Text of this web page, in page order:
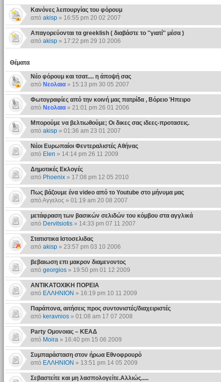
Κανόνες λειτουργίας του φόρουμ
από akisp» 16:55 pm 20 02 2007
Απαγορεύονται τα greeklish ( διαβάστε το ''γιατί'' μέσα )
από akisp» 17:22 pm 29 10 2006
Θέματα
Νέο φόρουμ και τσατ.... η άποψή σας
από Νεολαια» 15:13 pm 30 05 2007
Φωτογραφίες από την κοινή μας πατρίδα , Βόρειο Ήπειρο
από Νεολαια» 21:01 pm 26 01 2006
Μπορούμε να βελτιωθούμε; Οι δικες σας ιδεες-προτασεις.
από akisp» 01:36 am 23 01 2007
Νέοι Ευρωπαίοι Φεντεραλιστές Αθήνας
από Elen » 14:14 pm 26 11 2009
Δημοτικές Εκλογές
από Phoenix» 17:08 pm 12 05 2010
Πως βάζουμε ένα video από το Youtube στο μήνυμα μας
από Αγγελος » 01:19 am 20 08 2007
μετάφραση των βασικών σελιδών του κόμβου στα αγγλικά
από Dervitsiotis» 14:33 pm 07 11 2007
Στατιστικα Ιστοσελιδας
από akisp» 23:57 pm 03 10 2006
βεβαιωση επι μακρον διαμενοντος
από georgios» 19:50 pm 01 12 2009
ΑΝΤΙΚΑΤΟΧΙΚΗ ΠΟΡΕΙΑ
από ΕΛΛΗΝΙΟΝ » 16:19 pm 10 11 2009
Παράπονα, αιτήσεις προς συντονιστές/διαχειριστές
από keravnios» 01:08 am 17 07 2008
Party Ομονοιας – ΚΕΑΔ
από Moira» 16:40 pm 15 06 2009
Συμπαράσταση στον ήρωα Εθνοφρουρό
από ΕΛΛΗΝΙΟΝ » 13:51 pm 14 05 2009
Σεβαστείτε και μη λασπολογείτε.Αλλιώς.....